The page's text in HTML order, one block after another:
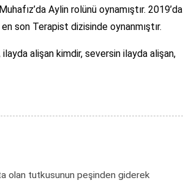
Aylin rolünü oynamıştır. 2019’da
son Terapist dizisinde oynanmıştır.
alişan kimdir, seversin ilayda alişan,
olan tutkusunun peşinden giderek